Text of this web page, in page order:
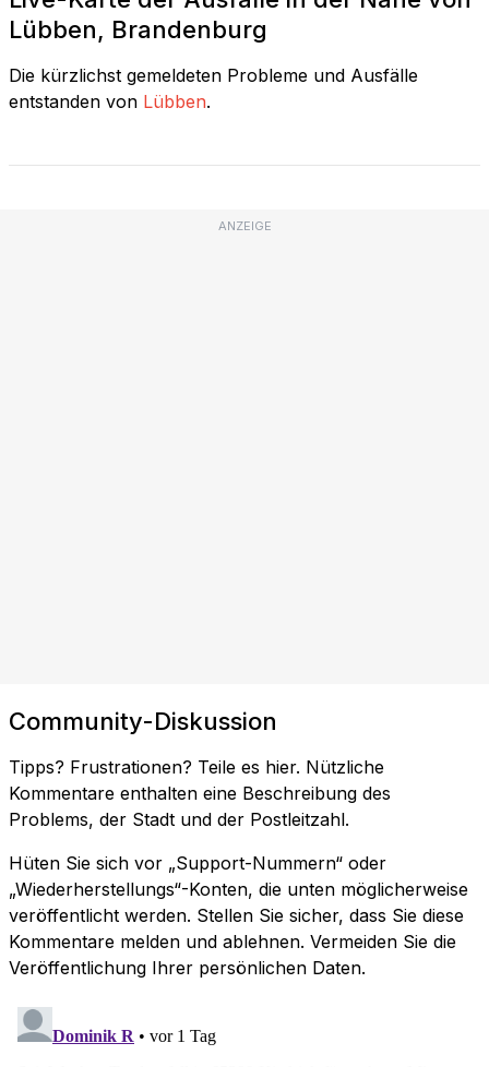
Lübben, Brandenburg
Die kürzlichst gemeldeten Probleme und Ausfälle
entstanden von Lübben.
ANZEIGE
Community-Diskussion
Tipps? Frustrationen? Teile es hier. Nützliche
Kommentare enthalten eine Beschreibung des
Problems, der Stadt und der Postleitzahl.
Hüten Sie sich vor „Support-Nummern“ oder
„Wiederherstellungs“-Konten, die unten möglicherweise
veröffentlicht werden. Stellen Sie sicher, dass Sie diese
Kommentare melden und ablehnen. Vermeiden Sie die
Veröffentlichung Ihrer persönlichen Daten.